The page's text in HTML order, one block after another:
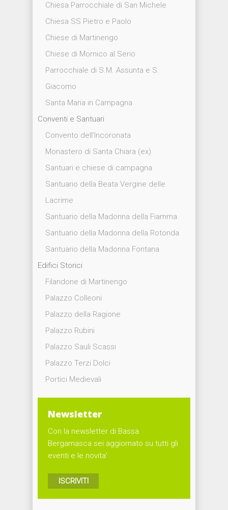
Chiesa Parrocchiale di San Michele
Chiesa SS Pietro e Paolo
Chiese di Martinengo
Chiese di Mornico al Serio
Parrocchiale di S.M. Assunta e S.
Giacomo
Santa Maria in Campagna
Conventi e Santuari
Convento dell’Incoronata
Monastero di Santa Chiara (ex)
Santuari e chiese di campagna
Santuario della Beata Vergine delle
Lacrime
Santuario della Madonna della Fiamma
Santuario della Madonna della Rotonda
Santuario della Madonna Fontana
Edifici Storici
Filandone di Martinengo
Palazzo Colleoni
Palazzo della Ragione
Palazzo Rubini
Palazzo Sauli Scassi
Palazzo Terzi Dolci
Portici Medievali
Newsletter
Con la newsletter di Bassa
Bergamasca sei aggiornato su tutti gli
eventi e le novita'
ISCRIVITI